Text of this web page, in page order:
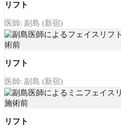
リフト
医師: 副島 (新宿)
リフト
医師: 副島 (新宿)
リフト